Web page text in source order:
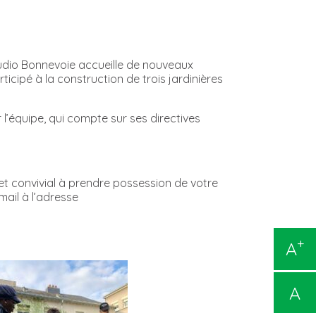
A+
A
Bonnevoie accueille de nouveaux
à la construction de trois jardinières
qui compte sur ses directives
convivial à prendre possession de votre
à l’adresse